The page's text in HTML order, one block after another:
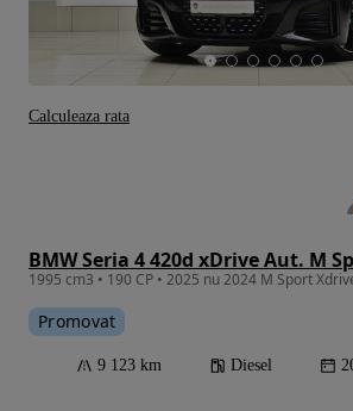
BMW Seria 4 420d xDrive Aut. M
Promovat
9 123 km Diesel
Calculeaza rata